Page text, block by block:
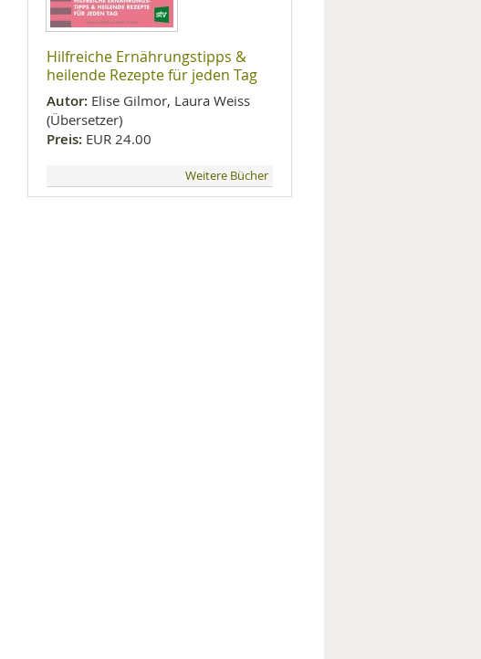
Hilfreiche Ernährungstipps &
heilende Rezepte für jeden Tag
Autor: Elise Gilmor, Laura Weiss
(Übersetzer)
Preis: EUR 24.00
Weitere Bücher